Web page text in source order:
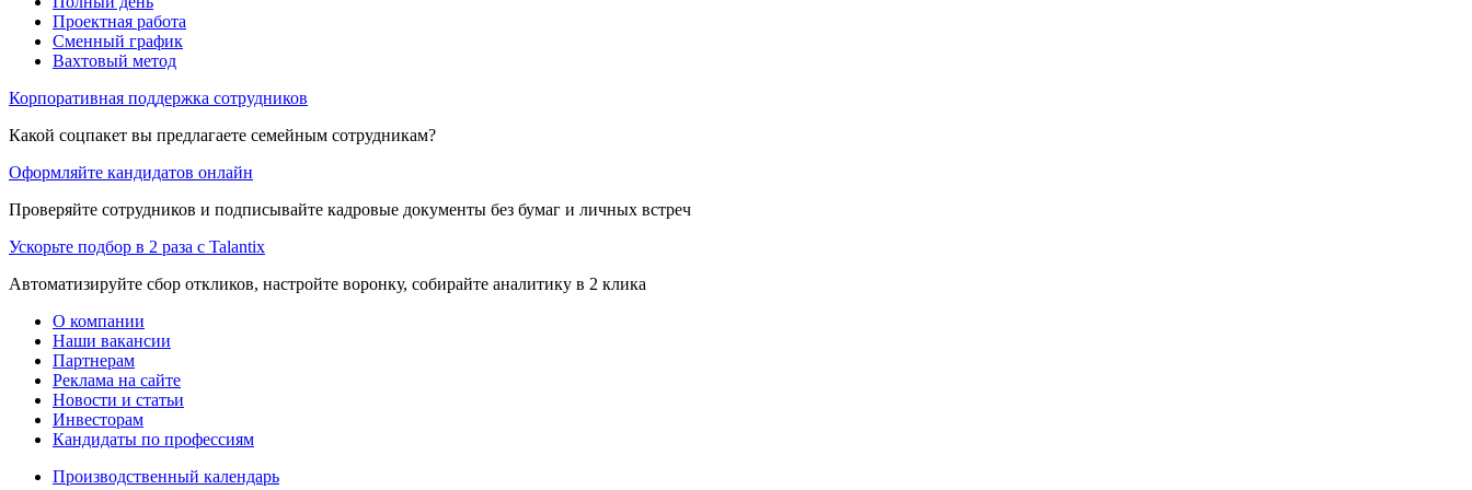
Проектная работа
Сменный график
Вахтовый метод
Корпоративная поддержка сотрудников
Какой соцпакет вы предлагаете семейным сотрудникам?
Оформляйте кандидатов онлайн
Проверяйте сотрудников и подписывайте кадровые документы без бумаг и личных встреч
Ускорьте подбор в 2 раза с Talantix
Автоматизируйте сбор откликов, настройте воронку, собирайте аналитику в 2 клика
О компании
Наши вакансии
Партнерам
Реклама на сайте
Новости и статьи
Инвесторам
Кандидаты по профессиям
Производственный календарь